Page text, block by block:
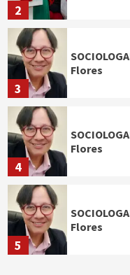
2
3
Flores
4
Flores
5
Flores